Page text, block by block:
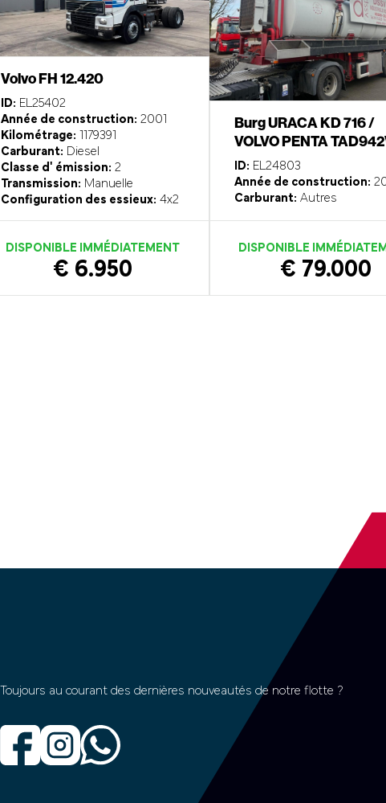
Volvo FH 12.420
ID: EL25402
Année de construction: 2001
Kilométrage: 1179391
Carburant: Diesel
Classe d' émission: 2
Transmission: Manuelle
Configuration des essieux: 4x2
DISPONIBLE IMMÉDIATEMENT
€ 6.950
Burg URACA KD 716 /
VOLVO PENTA
ID: EL24803
Année de construction:
Carburant: Autres
DISPONIBLE
€ 79.000
Toujours au courant des dernières nouveautés de notre flotte ?